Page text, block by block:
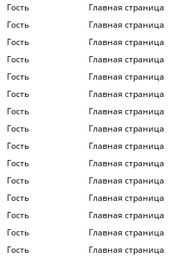
Гость
Главная страница
Гость
Главная страница
Гость
Главная страница
Гость
Главная страница
Гость
Главная страница
Гость
Главная страница
Гость
Главная страница
Гость
Главная страница
Гость
Главная страница
Гость
Главная страница
Гость
Главная страница
Гость
Главная страница
Гость
Главная страница
Гость
Главная страница
Гость
Главная страница